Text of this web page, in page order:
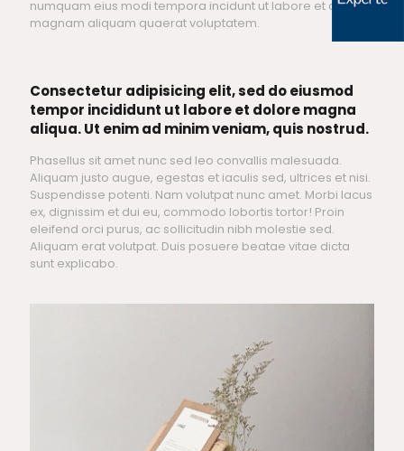
numquam eius modi tempora incidunt ut labore et dolore
magnam aliquam quaerat voluptatem.
Consectetur adipisicing elit, sed do eiusmod
tempor incididunt ut labore et dolore magna
aliqua. Ut enim ad minim veniam, quis nostrud.
Phasellus sit amet nunc sed leo convallis malesuada.
Aliquam justo augue, egestas et iaculis sed, ultrices et nisi.
Suspendisse potenti. Nam volutpat nunc amet. Morbi lacus
ex, dignissim et dui eu, commodo lobortis tortor! Proin
eleifend orci purus, ac sollicitudin nibh molestie sed.
Aliquam erat volutpat. Duis posuere beatae vitae dicta
sunt explicabo.